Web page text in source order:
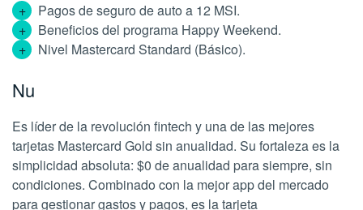
Pagos de seguro de auto a 12 MSI.
Beneficios del programa Happy Weekend.
Nivel Mastercard Standard (Básico).
Nu
Es líder de la revolución fintech y una de las mejores
tarjetas Mastercard Gold sin anualidad. Su fortaleza es la
simplicidad absoluta: $0 de anualidad para siempre, sin
condiciones. Combinado con la mejor app del mercado
para gestionar gastos y pagos, es la tarjeta